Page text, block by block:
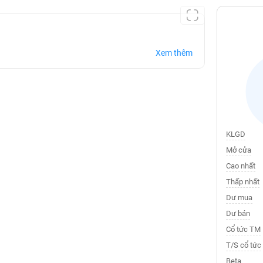
Xem thêm
KLGD
Mở cửa
Cao nhất
Thấp nhất
Dư mua
Dư bán
Cổ tức TM
T/S cổ tức
Beta